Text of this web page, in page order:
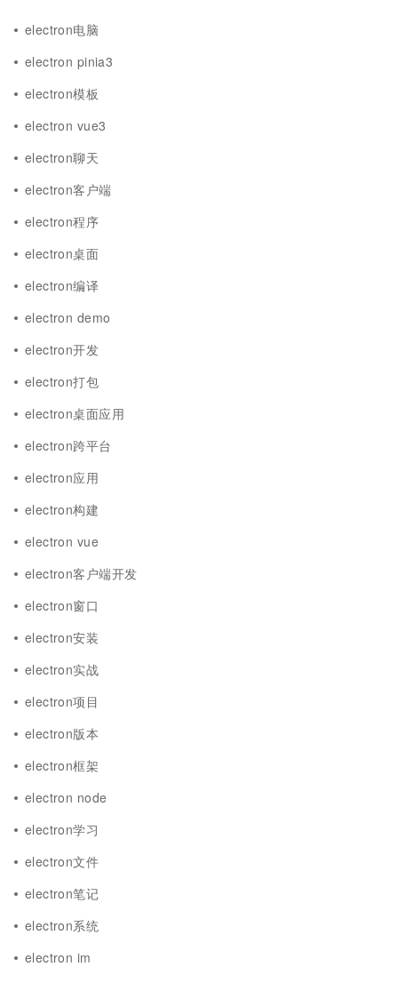
electron电脑
electron pinia3
electron模板
electron vue3
electron聊天
electron客户端
electron程序
electron桌面
electron编译
electron demo
electron开发
electron打包
electron桌面应用
electron跨平台
electron应用
electron构建
electron vue
electron客户端开发
electron窗口
electron安装
electron实战
electron项目
electron版本
electron框架
electron node
electron学习
electron文件
electron笔记
electron系统
electron im